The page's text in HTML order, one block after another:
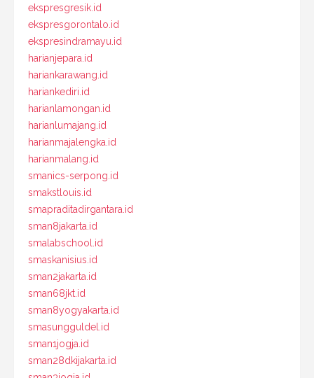
ekspresgresik.id
ekspresgorontalo.id
ekspresindramayu.id
harianjepara.id
hariankarawang.id
hariankediri.id
harianlamongan.id
harianlumajang.id
harianmajalengka.id
harianmalang.id
smanics-serpong.id
smakstlouis.id
smapraditadirgantara.id
sman8jakarta.id
smalabschool.id
smaskanisius.id
sman2jakarta.id
sman68jkt.id
sman8yogyakarta.id
smasungguldel.id
sman1jogja.id
sman28dkijakarta.id